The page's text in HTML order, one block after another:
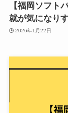
【福岡ソフト
就が気になり
2026年1月22日